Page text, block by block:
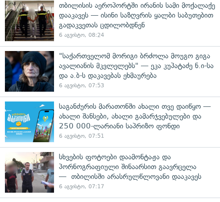
თბილისის აეროპორტში ირანის სამი მოქალაქე
დააკავეს — ისინი საზღვრის ყალბი საბუთებით
გადაკვეთას ცდილობდნენ
6 აგვისტო, 08:24
"საქართველომ მორიგი ბრძოლა მოუგო გიგა
ავალიანის მკვლელებს" — ეკა კუპატაძე ნ.ი-სა
და ა.ბ-ს დაკავებას ეხმაურება
6 აგვისტო, 07:53
საგანძურის მარათონში ახალი თვე დაიწყო —
ახალი შანსები, ახალი გამარჯვებულები და
250 000-ლარიანი საპრიზო ფონდი
6 აგვისტო, 07:51
სხვების ფოტოები დაამონტაჟა და
პორნოგრაფიული შინაარსით გაავრცელა
— თბილისში არასრულწლოვანი დააკავეს
6 აგვისტო, 07:17